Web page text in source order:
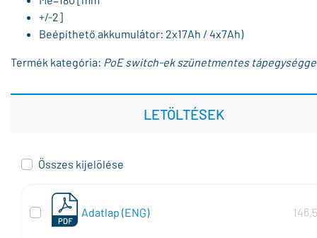
+/-2]
Beépíthető akkumulátor: 2x17Ah / 4x7Ah)
Termék kategória: PoE switch-ek szünetmentes
LETÖLTÉSEK
Összes kijelölése
Adatlap (ENG)